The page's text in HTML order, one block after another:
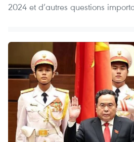
2024 et d’autres questions